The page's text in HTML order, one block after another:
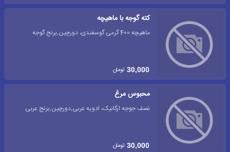
کته گوجه با ماهیچه
ماهیچه 400 گرمی گوسفندی، دورچین,برنج گوجه
30,000 تومان
محبوس مرغ
نصف جوجه ارگانیک، ادویه عربی,دورچین,برنج عربی
30,000 تومان